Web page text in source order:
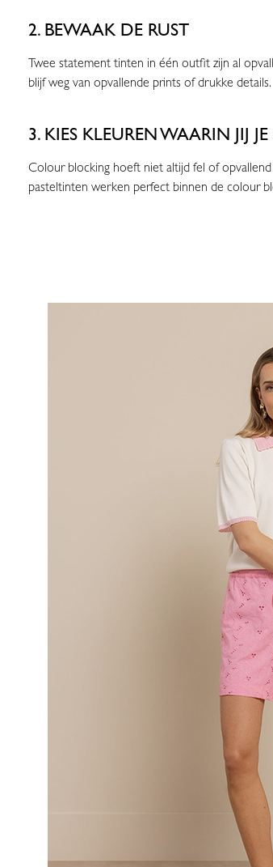
2. BEWAAK DE RUST
Twee statement tinten in één outfit zijn al
blijf weg van opvallende prints of drukke details.
3. KIES KLEUREN WAARIN JIJ
Colour blocking hoeft niet altijd fel of
pasteltinten werken perfect binnen de colour